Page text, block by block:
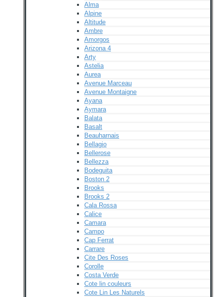
Alma
Alpine
Altitude
Ambre
Amorgos
Arizona 4
Arty
Astelia
Aurea
Avenue Marceau
Avenue Montaigne
Ayana
Aymara
Balata
Basalt
Beauharnais
Bellagio
Bellerose
Bellezza
Bodeguita
Boston 2
Brooks
Brooks 2
Cala Rossa
Calice
Camara
Campo
Cap Ferrat
Carrare
Cite Des Roses
Corolle
Costa Verde
Cote lin couleurs
Cote Lin Les Naturels